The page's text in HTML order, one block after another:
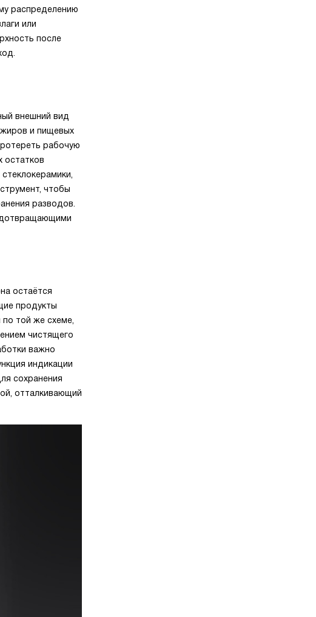
распределению
или
после
внешний вид
и пищевых
рабочую
остатков
чтобы
разводов.
остаётся
продукты
той же схеме,
чистящего
важно
индикации
сохранения
отталкивающий